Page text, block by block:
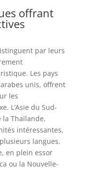
offrant
par leurs
Les pays
unis, offrent
les
L’Asie du Sud-
la Thaïlande,
intéressantes,
langues.
en plein essor
ou la Nouvelle-